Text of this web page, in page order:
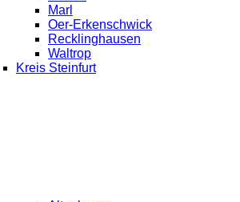
Marl
Oer-Erkenschwick
Recklinghausen
Waltrop
Kreis Steinfurt